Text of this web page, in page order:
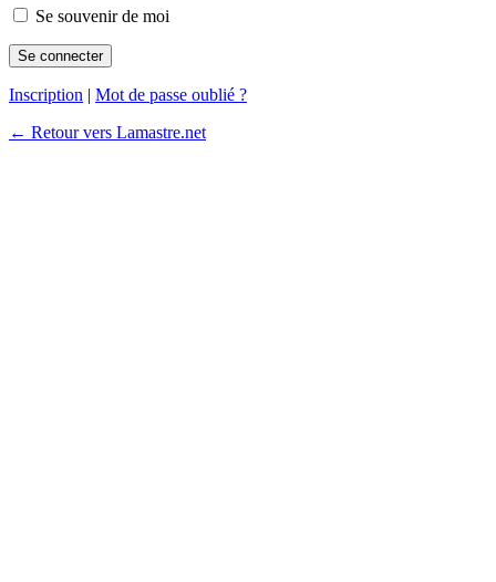
Se souvenir de moi
Inscription | Mot de passe oublié ?
← Retour vers Lamastre.net